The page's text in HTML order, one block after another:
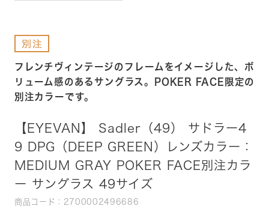
フレンチヴィンテージのフレームをイメージした、ボ
リューム感のあるサングラス。POKER FACE限定の
別注カラーです。
【EYEVAN】 Sadler（49） サドラー4
9 DPG（DEEP GREEN）レンズカラー：
MEDIUM GRAY POKER FACE別注カラ
ー サングラス 49サイズ
商品コード：2700002496686